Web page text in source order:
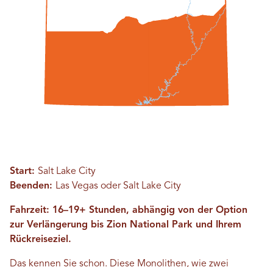
Start: Salt Lake City
Beenden: Las Vegas oder Salt Lake City
Fahrzeit: 16–19+ Stunden, abhängig von der Option
zur Verlängerung bis Zion National Park und Ihrem
Rückreiseziel.
Das kennen Sie schon. Diese Monolithen, wie zwei